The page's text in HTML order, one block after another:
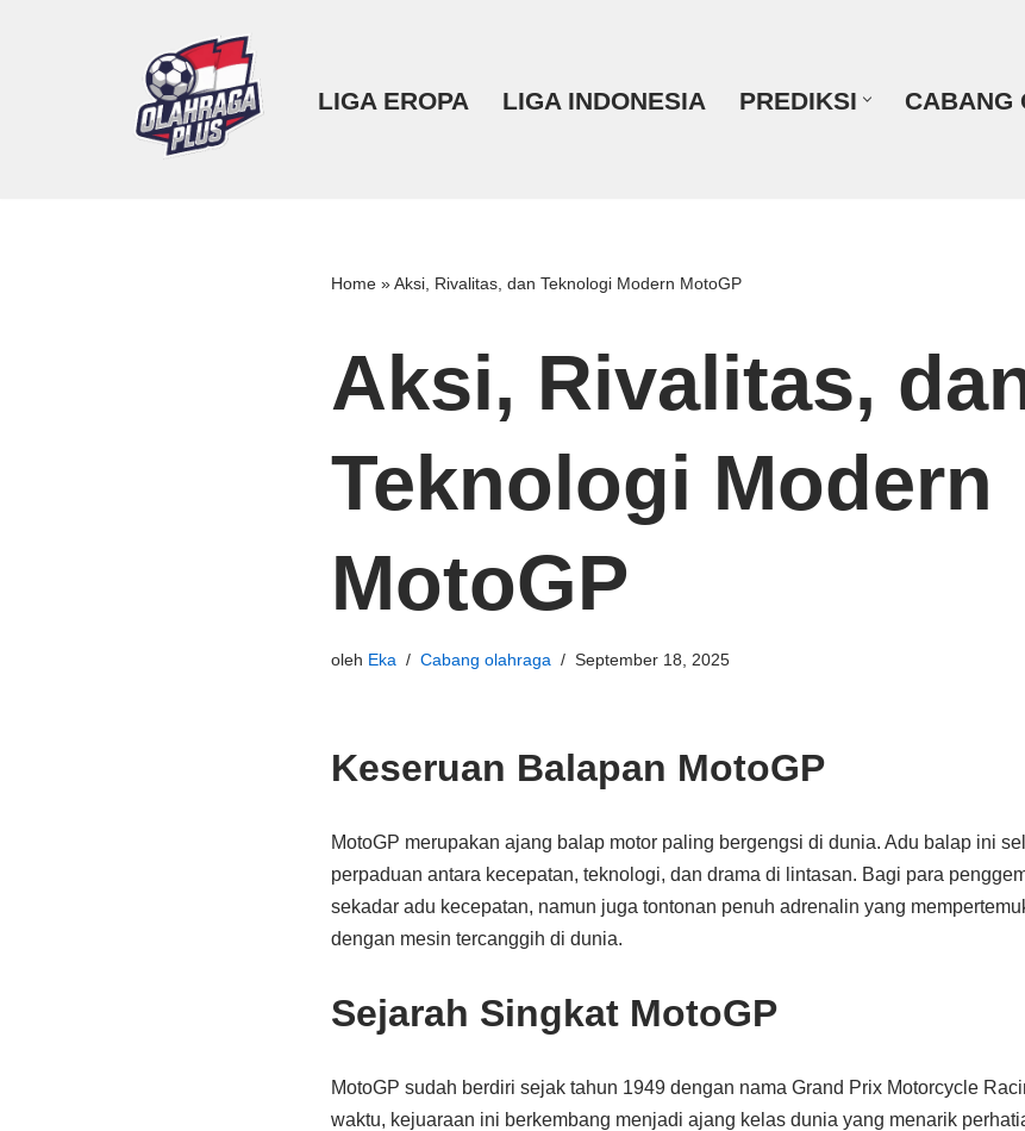
LIGA EROPA LIGA INDONESIA PREDIKSI CABANG
Home»Aksi, Rivalitas, dan Teknologi Modern MotoGP
Aksi, Rivalitas,
Teknologi Modern
MotoGP
oleh Eka Cabang olahraga September 18, 2025
Keseruan Balapan MotoGP
MotoGP merupakan ajang balap motor paling bergengsi di dunia. Adu balap ini
perpaduan antara kecepatan, teknologi, dan drama di lintasan. Bagi para
sekadar adu kecepatan, namun juga tontonan penuh adrenalin yang
dengan mesin tercanggih di dunia.
Sejarah Singkat MotoGP
MotoGP sudah berdiri sejak tahun 1949 dengan nama Grand Prix Motorcycle
waktu, kejuaraan ini berkembang menjadi ajang kelas dunia yang menarik